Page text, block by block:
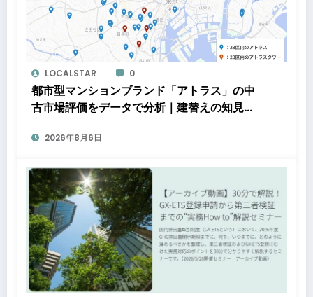
LOCALSTAR 0
都市型マンションブランド「アトラス」の中
古市場評価をデータで分析｜建替えの知見、
都心好立地、開発思想が支えるブランド価値
2026年8月6日